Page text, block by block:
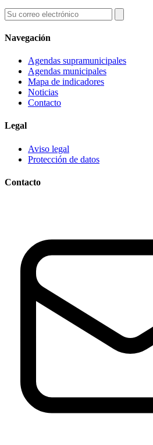
Navegación
Agendas supramunicipales
Agendas municipales
Mapa de indicadores
Noticias
Contacto
Legal
Aviso legal
Protección de datos
Contacto